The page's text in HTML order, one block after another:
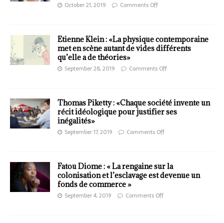
October 21, 2019 Comments Off
Etienne Klein : «La physique contemporaine
met en scène autant de vides différents
qu’elle a de théories»
September 28, 2019 Comments Off
Thomas Piketty : «Chaque société invente un
récit idéologique pour justifier ses
inégalités»
September 17, 2019 Comments Off
Fatou Diome : « La rengaine sur la
colonisation et l’esclavage est devenue un
fonds de commerce »
September 4, 2019 Comments Off